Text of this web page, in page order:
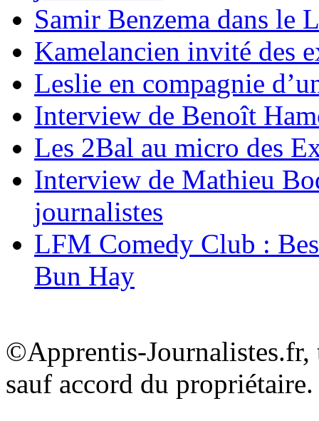
Samir Benzema dans le
Kamelancien invité des
Leslie en compagnie
Interview de Benoît
Les 2Bal au micro des
Interview de Mathieu
journalistes
LFM Comedy Club :
Bun Hay
©Apprentis-
sauf accord du propriétaire.